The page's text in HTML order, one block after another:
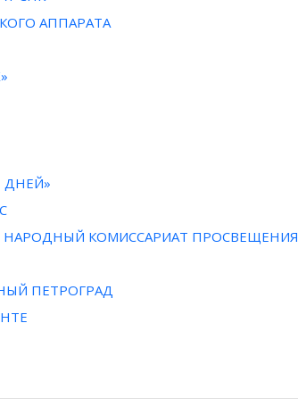
АППАРАТА
ДНЕЙ»
НАРОДНЫЙ КОМИССАРИАТ ПРОСВЕЩЕНИЯ
ПЕТРОГРАД